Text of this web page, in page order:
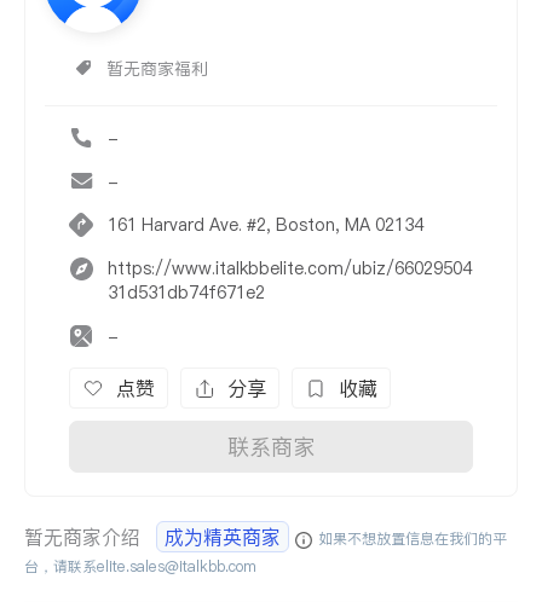
暂无商家福利
-
-
161 Harvard Ave. #2, Boston, MA 02134
https://www.italkbbelite.com/ubiz/66029504
31d531db74f671e2
-
点赞 分享 收藏
联系商家
暂无商家介绍 成为精英商家
如果不想放置信息在我们的平
台，请联系elite.sales@italkbb.com